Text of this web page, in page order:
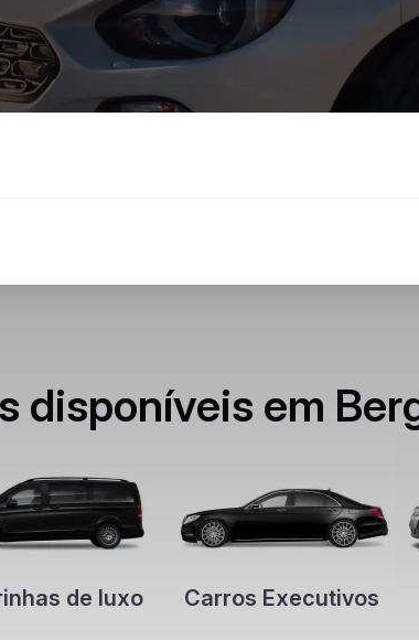
disponíveis em
de luxo Carros Executivos